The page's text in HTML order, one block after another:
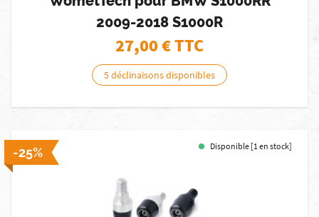
2009-2018 S1000R
27,00€ TTC
5 déclinaisons disponibles
-25% Disponible [1 en stock]